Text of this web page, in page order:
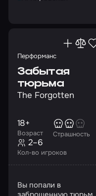
Перформанс
Забытая
тюрьма
The Forgotten
Возраст
18+
Страшность
Кол-во игроков
2–6
Вы попали в